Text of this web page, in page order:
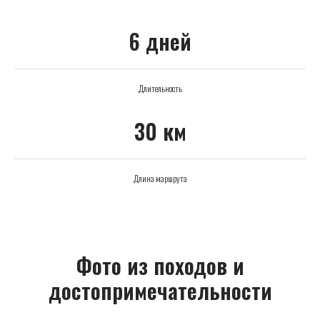
6 дней
Длительность
30 км
Длина маршрута
Фото из походов и
достопримечательности